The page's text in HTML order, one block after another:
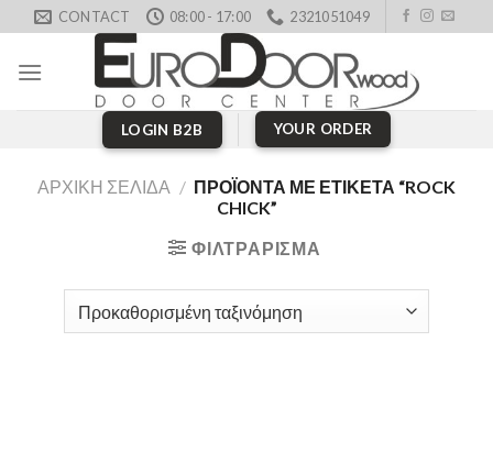
to
content
CONTACT 08:00 - 17:00 2321051049
LOGIN B2B YOUR ORDER
ΑΡΧΙΚΉ ΣΕΛΊΔΑ / ΠΡΟΪΌΝΤΑ ΜΕ ΕΤΙΚΈΤΑ “ROCK
CHICK”
ΦΙΛΤΡΆΡΙΣΜΑ